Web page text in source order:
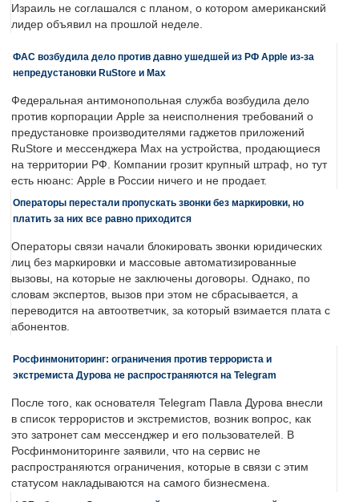
Израиль не соглашался с планом, о котором американский
лидер объявил на прошлой неделе.
ФАС возбудила дело против давно ушедшей из РФ Apple из-за
непредустановки RuStore и Max
Федеральная антимонопольная служба возбудила дело
против корпорации Apple за неисполнения требований о
предустановке производителями гаджетов приложений
RuStore и мессенджера Max на устройства, продающиеся
на территории РФ. Компании грозит крупный штраф, но тут
есть нюанс: Apple в России ничего и не продает.
Операторы перестали пропускать звонки без маркировки, но
платить за них все равно приходится
Операторы связи начали блокировать звонки юридических
лиц без маркировки и массовые автоматизированные
вызовы, на которые не заключены договоры. Однако, по
словам экспертов, вызов при этом не сбрасывается, а
переводится на автоответчик, за который взимается плата с
абонентов.
Росфинмониторинг: ограничения против террориста и
экстремиста Дурова не распространяются на Telegram
После того, как основателя Telegram Павла Дурова внесли
в список террористов и экстремистов, возник вопрос, как
это затронет сам мессенджер и его пользователей. В
Росфинмониторинге заявили, что на сервис не
распространяются ограничения, которые в связи с этим
статусом накладываются на самого бизнесмена.